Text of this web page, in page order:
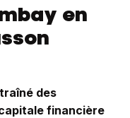
en
des
financière